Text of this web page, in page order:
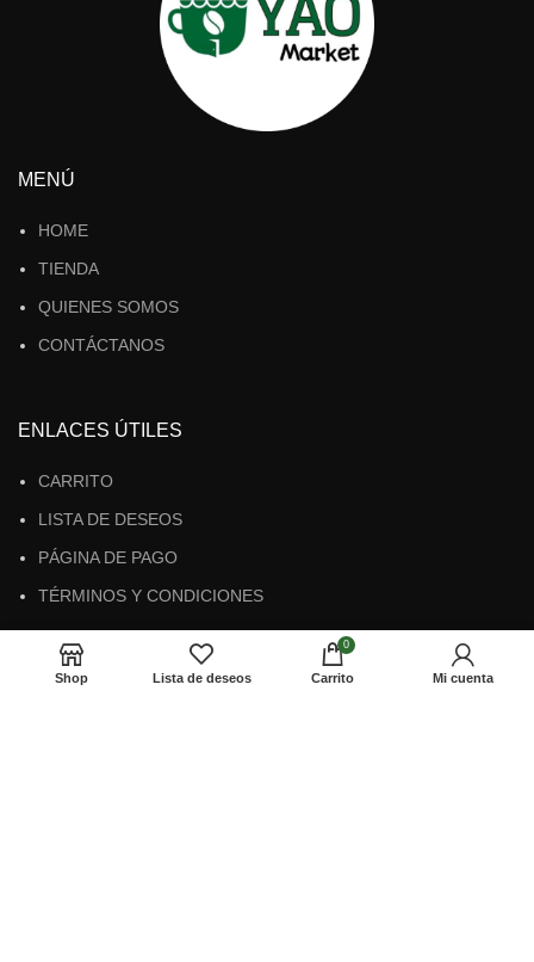
MENÚ
HOME
TIENDA
QUIENES SOMOS
CONTÁCTANOS
ENLACES ÚTILES
CARRITO
LISTA DE DESEOS
PÁGINA DE PAGO
TÉRMINOS Y CONDICIONES
MÉTODOS DE PAGO
Shop Lista de deseos
0
Carrito Mi cuenta